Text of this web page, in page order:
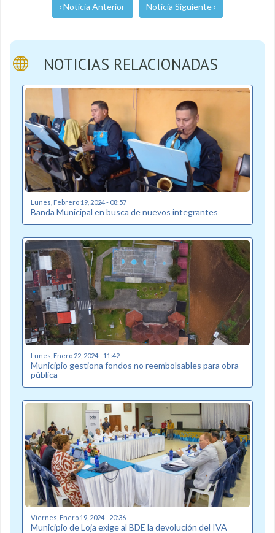
‹ Noticia Anterior Noticia Siguiente ›
NOTICIAS RELACIONADAS
Lunes, Febrero 19, 2024 - 08:57
Banda Municipal en busca de nuevos integrantes
Lunes, Enero 22, 2024 - 11:42
Municipio gestiona fondos no reembolsables para obra
pública
Viernes, Enero 19, 2024 - 20:36
Municipio de Loja exige al BDE la devolución del IVA